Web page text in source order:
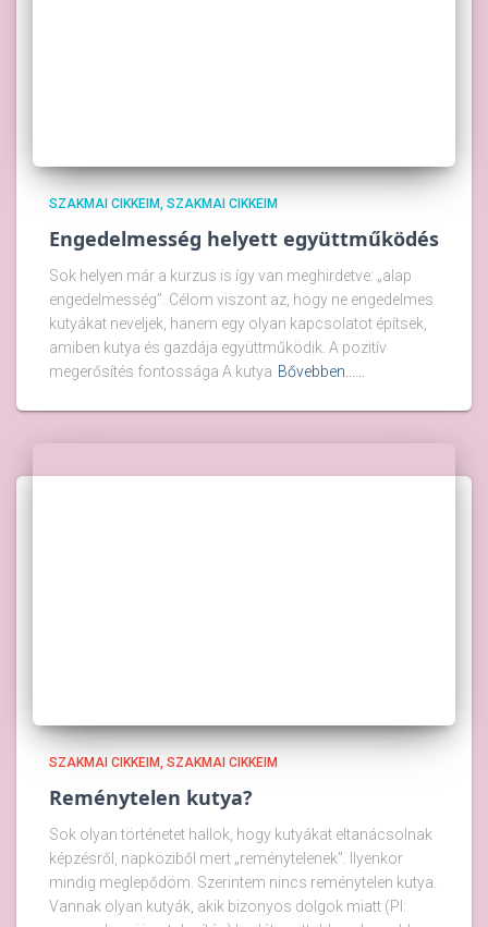
SZAKMAI CIKKEIM SZAKMAI CIKKEIM
Engedelmesség helyett együttműködés
Sok helyen már a kurzus is így van meghirdetve: „alap
engedelmesség”. Célom viszont az, hogy ne engedelmes
kutyákat neveljek, hanem egy olyan kapcsolatot építsek,
amiben kutya és gazdája együttműködik. A pozitív
megerősítés fontossága A kutya Bővebben...…
SZAKMAI CIKKEIM SZAKMAI CIKKEIM
Reménytelen kutya?
Sok olyan történetet hallok, hogy kutyákat eltanácsolnak
képzésről, napköziből mert „reménytelenek”. Ilyenkor
mindig meglepődöm. Szerintem nincs reménytelen kutya.
Vannak olyan kutyák, akik bizonyos dolgok miatt (Pl: